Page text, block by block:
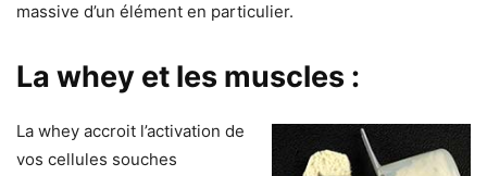
massive d’un élément en particulier.
La whey et les muscles :
La whey accroit l’activation de
vos cellules souches